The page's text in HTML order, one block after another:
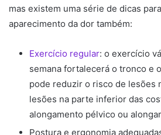
mas existem uma série de dicas
aparecimento da dor também:
Exercício regular: o exercício
semana fortalecerá o tronco e
pode reduzir o risco de lesões
lesões na parte inferior das
alongamento pélvico ou
Postura e ergonomia